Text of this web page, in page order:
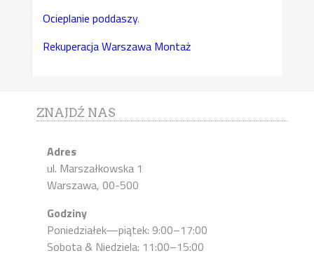
Ocieplanie poddaszy.
Rekuperacja Warszawa Montaż
ZNAJDŹ NAS
Adres
ul. Marszałkowska 1
Warszawa, 00-500
Godziny
Poniedziałek—piątek: 9:00–17:00
Sobota & Niedziela: 11:00–15:00